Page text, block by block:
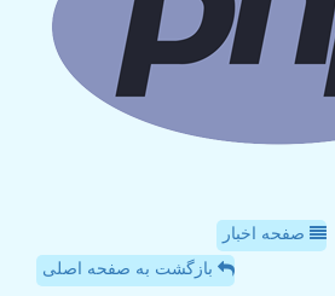
صفحه اخبار
بازگشت به صفحه اصلی